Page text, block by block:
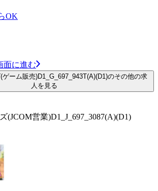
OK
面に進む
ーム販売)D1_G_697_943T(A)(D1)のその他の求
人を見る
(JCOM営業)D1_J_697_3087(A)(D1)